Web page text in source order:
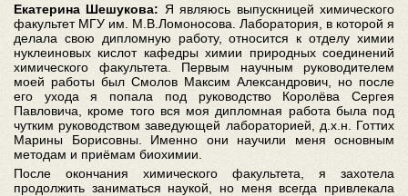
Екатерина Шешукова: Я являюсь выпускницей химического
факультет МГУ им. М.В.Ломоносова. Лаборатория, в которой я
делала свою дипломную работу, относится к отделу химии
нуклеиновых кислот кафедры химии природных соединений
химического факультета. Первым научным руководителем
моей работы был Смолов Максим Александрович, но после
его ухода я попала под руководство Королёва Сергея
Павловича, кроме того вся моя дипломная работа была под
чутким руководством заведующей лабораторией, д.х.н. Готтих
Марины Борисовны. Именно они научили меня основным
методам и приёмам биохимии.
После окончания химического факультета, я захотела
продолжить заниматься наукой, но меня всегда привлекала